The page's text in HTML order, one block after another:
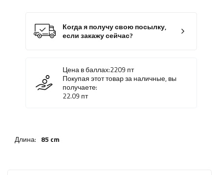
Когда я получу свою посылку,
если закажу сейчас?
Цена в баллах:2209 пт
Покупая этот товар за наличные, вы
получаете:
22.09 пт
Длина: 85 cm